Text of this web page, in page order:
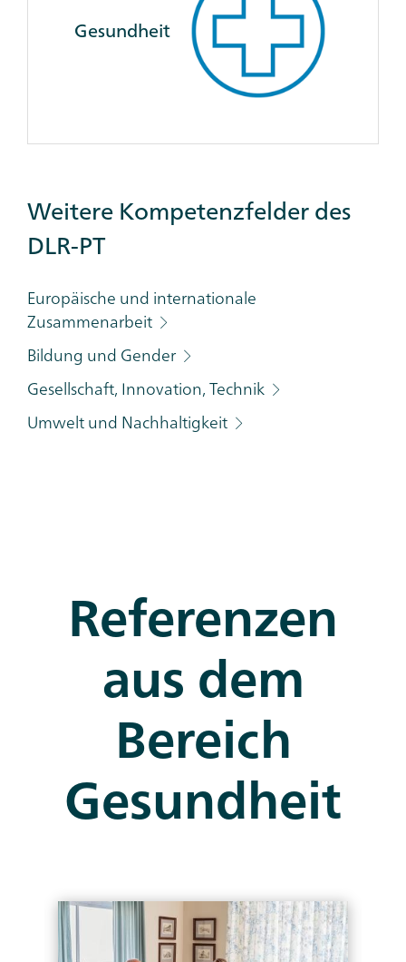
Gesundheit
Additional
Links
Category
Weitere Kompetenzfelder des
DLR-PT
Europäische und internationale
Zusammenarbeit
Bildung und Gender
Gesellschaft, Innovation, Technik
Umwelt und Nachhaltigkeit
Referenzen
aus dem
Bereich
Gesundheit